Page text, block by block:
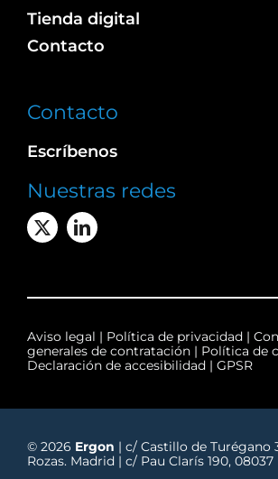
Tienda digital
Contacto
Contacto
Escríbenos
Nuestras redes
Aviso legal | Política de privacidad |
generales de contratación| Política de
Declaración de accesibilidad| GPSR
© 2026 Ergon | c/ Castillo de Turégano
Rozas. Madrid | c/ Pau Clarís 190,